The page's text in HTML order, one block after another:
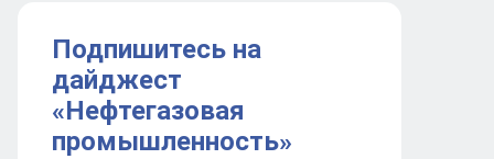
Подпишитесь на
дайджест
«Нефтегазовая
промышленность»